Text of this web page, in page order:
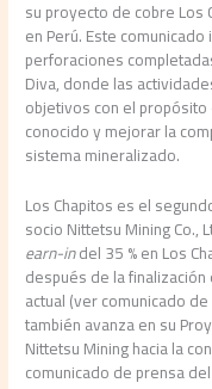
su proyecto de cobre Los
en Perú. Este
perforaciones
Diva, donde las
objetivos con el
conocido y mejorar la
sistema mineralizado.
Los Chapitos es el
socio Nittetsu Mining Co.,
earn-indel 35 % en Los
después de la
actual (ver comunicado
también avanza en su
Nittetsu Mining hacia la
comunicado de prensa del